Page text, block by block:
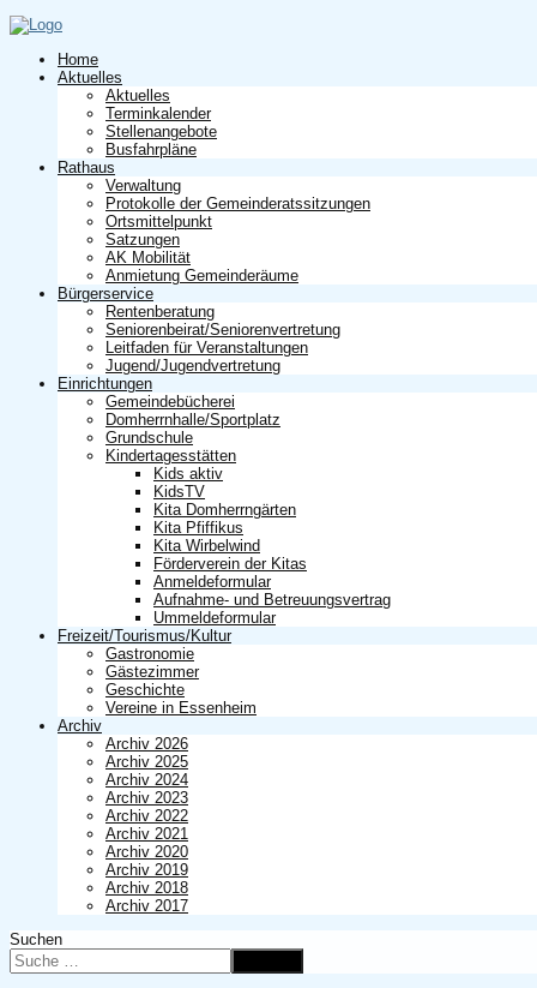
Home
Aktuelles
Aktuelles
Terminkalender
Stellenangebote
Busfahrpläne
Rathaus
Verwaltung
Protokolle der Gemeinderatssitzungen
Ortsmittelpunkt
Satzungen
AK Mobilität
Anmietung Gemeinderäume
Bürgerservice
Rentenberatung
Seniorenbeirat/Seniorenvertretung
Leitfaden für Veranstaltungen
Jugend/Jugendvertretung
Einrichtungen
Gemeindebücherei
Domherrnhalle/Sportplatz
Grundschule
Kindertagesstätten
Kids aktiv
KidsTV
Kita Domherrngärten
Kita Pfiffikus
Kita Wirbelwind
Förderverein der Kitas
Anmeldeformular
Aufnahme- und Betreuungsvertrag
Ummeldeformular
Freizeit/Tourismus/Kultur
Gastronomie
Gästezimmer
Geschichte
Vereine in Essenheim
Archiv
Archiv 2026
Archiv 2025
Archiv 2024
Archiv 2023
Archiv 2022
Archiv 2021
Archiv 2020
Archiv 2019
Archiv 2018
Archiv 2017
Suchen